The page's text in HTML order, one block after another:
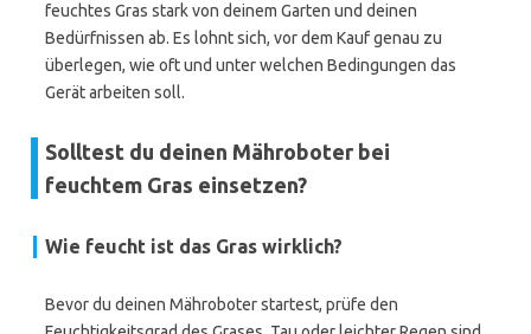
feuchtes Gras stark von deinem Garten und deinen
Bedürfnissen ab. Es lohnt sich, vor dem Kauf genau zu
überlegen, wie oft und unter welchen Bedingungen das
Gerät arbeiten soll.
Solltest du deinen Mähroboter bei
feuchtem Gras einsetzen?
Wie feucht ist das Gras wirklich?
Bevor du deinen Mähroboter startest, prüfe den